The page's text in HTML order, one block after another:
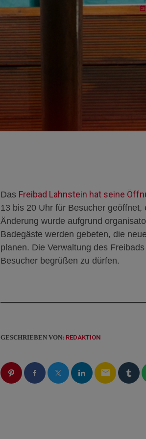
today
Das Freibad Lahnstein hat seine
13 bis 20 Uhr für Besucher
Änderung wurde aufgrund
Badegäste werden gebeten, die
planen. Die Verwaltung des
Besucher begrüßen zu dürfen.
GESCHRIEBEN VON: REDAKTION
email